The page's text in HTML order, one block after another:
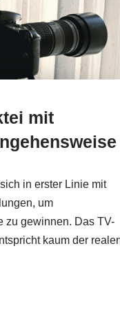
mit
in erster Linie mit
um
zu gewinnen. Das TV-
kaum der